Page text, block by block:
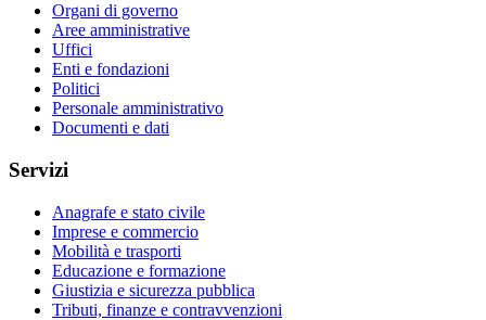
Organi di governo
Aree amministrative
Uffici
Enti e fondazioni
Politici
Personale amministrativo
Documenti e dati
Servizi
Anagrafe e stato civile
Imprese e commercio
Mobilità e trasporti
Educazione e formazione
Giustizia e sicurezza pubblica
Tributi, finanze e contravvenzioni